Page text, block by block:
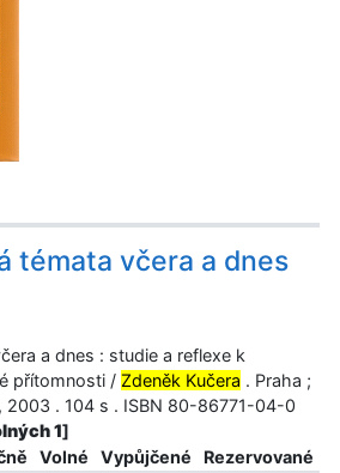
témata včera a dnes
a dnes : studie a reflexe k
přítomnosti / Zdeněk Kučera . Praha ;
2003 . 104 s . ISBN 80-86771-04-0
1]
Volné Vypůjčené
Rezervované